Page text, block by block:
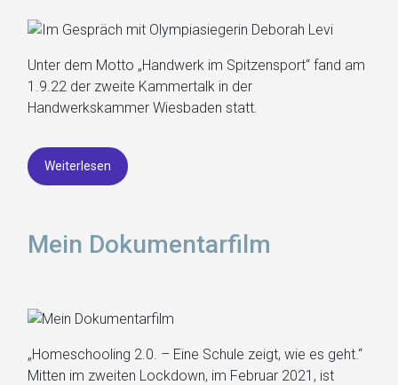
Unter dem Motto „Handwerk im Spitzensport“ fand am
1.9.22 der zweite Kammertalk in der
Handwerkskammer Wiesbaden statt.
Weiterlesen
Mein Dokumentarfilm
„Homeschooling 2.0. – Eine Schule zeigt, wie es geht.“
Mitten im zweiten Lockdown, im Februar 2021, ist